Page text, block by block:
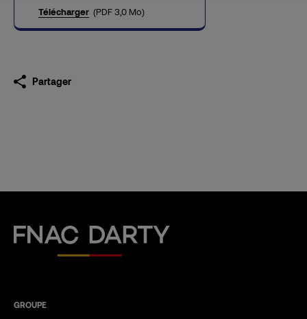
Télécharger (PDF 3,0 Mo)
Partager
Fnac Darty
GROUPE